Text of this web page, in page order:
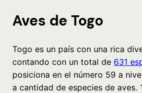
Aves de Togo
Togo es un país con una rica
contando con un total de 631
posiciona en el número 59 a
a cantidad de especies de aves.